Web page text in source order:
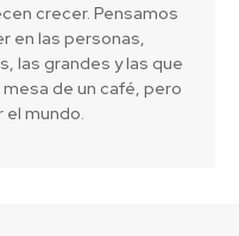
crecer. Pensamos
en las personas,
las grandes y las que
de un café, pero
el mundo.